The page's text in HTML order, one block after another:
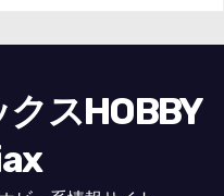
スHOBBY